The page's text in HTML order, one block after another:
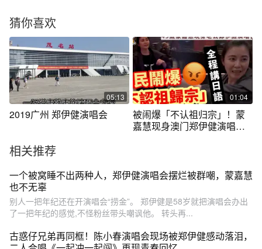
猜你喜欢
05:13
2019广州 郑伊健演唱会
01:04
被闹爆「不认祖归宗」！蒙
嘉慧现身澳门郑伊健演唱
相关推荐
一个被窝睡不出两种人，郑伊健演唱会摆烂被群嘲，蒙嘉慧
也不无辜
别人一把年纪还在开演唱会“捞金”。 郑伊健是58岁就把演唱会办出
了一把年纪的感觉,不怪粉丝带头嘲讽他。 转头再...
古惑仔兄弟再同框！陈小春演唱会现场被郑伊健感动落泪，